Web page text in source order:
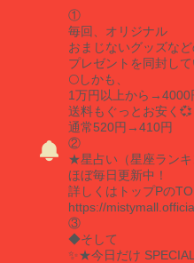
①
毎回、オリジナル
おまじないグッズな
プレゼントを同封して
🌕しかも、
1万円以上から→4000
送料もぐっとお安く💞
通常520円→410円
②
★星占い（星座ランキ
ほぼ毎日更新中！
詳しくはトップPの
https://
③
◆そして
✨★今日だけ